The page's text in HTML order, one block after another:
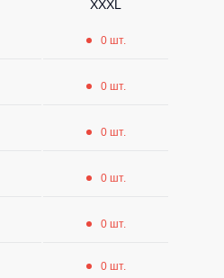
XXXL
0 шт.
0 шт.
0 шт.
0 шт.
0 шт.
0 шт.